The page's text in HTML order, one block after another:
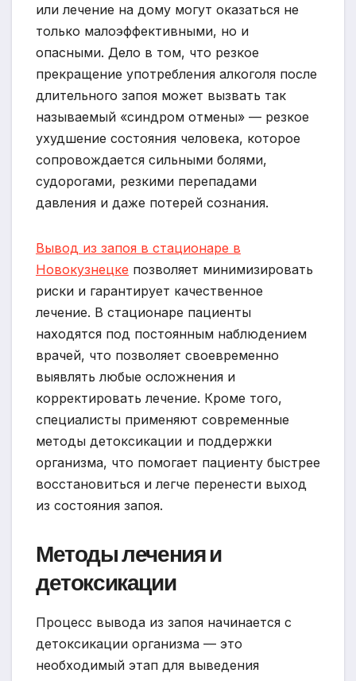
или лечение на дому могут оказаться не
только малоэффективными, но и
опасными. Дело в том, что резкое
прекращение употребления алкоголя после
длительного запоя может вызвать так
называемый «синдром отмены» — резкое
ухудшение состояния человека, которое
сопровождается сильными болями,
судорогами, резкими перепадами
давления и даже потерей сознания.
Вывод из запоя в стационаре в
Новокузнецке позволяет минимизировать
риски и гарантирует качественное
лечение. В стационаре пациенты
находятся под постоянным наблюдением
врачей, что позволяет своевременно
выявлять любые осложнения и
корректировать лечение. Кроме того,
специалисты применяют современные
методы детоксикации и поддержки
организма, что помогает пациенту быстрее
восстановиться и легче перенести выход
из состояния запоя.
Методы лечения и
детоксикации
Процесс вывода из запоя начинается с
детоксикации организма — это
необходимый этап для выведения